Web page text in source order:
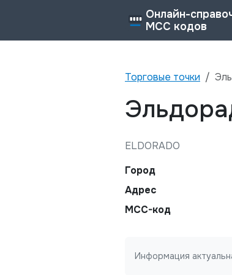
Онлайн-
MCC кодов
Торговые точки
ELDORADO
Город
Адрес
MCC-код
Не заполняйте это
Информация